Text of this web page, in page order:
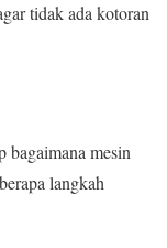
tidak ada kotoran
bagaimana mesin
langkah